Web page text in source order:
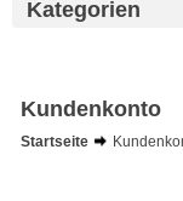
Kategorien
Kundenkonto
Startseite